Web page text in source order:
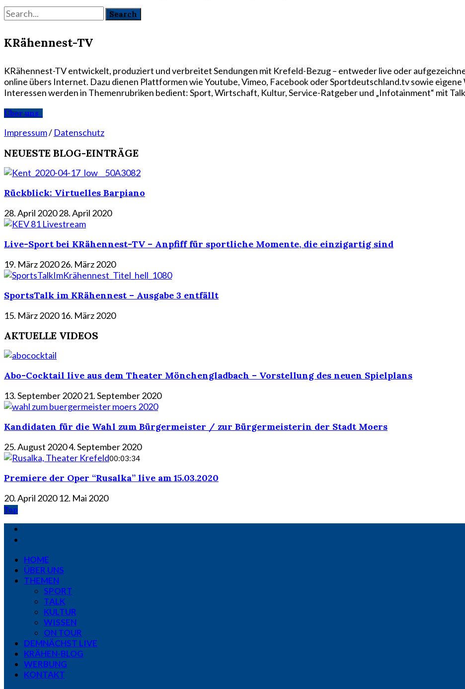
KRähennest-TV
KRähennest-TV entwickelt, produziert und verbreitet Sendungen mit Krefeld-Bezug – entweder live oder
online übers Internet. Dazu dienen Plattformen wie Youtube, Vimeo, Facebook oder Sportdeutschland.tv sowie
Interessen werden in Themenrubriken bedient: Sport, Wirtschaft, Kultur, Service-Ratgeber und „Infotainment“ mit
Über uns
Impressum/ Datenschutz
NEUESTE BLOG-EINTRÄGE
Rückblick: Virtuelles Barpiano
28. April 202028. April 2020
Live-Sport bei KRähennest-TV – Anpfiff für sportliche Momente, die einzigartig sind
19. März 202026. März 2020
SportsTalk im KRähennest – Ausgabe 3 entfällt
15. März 2020 16. März 2020
AKTUELLE VIDEOS
Abo-Cocktail live aus dem Theater Mönchengladbach – Vorstellung des neuen Spielplans
13. September 202021. September 2020
Kandidaten für die Wahl zum Bürgermeister / zur Bürgermeisterin der Stadt Moers
25. August 20204. September 2020
00:03:34
Premiere der Oper “Rusalka” live am 15.03.2020
20. April 2020 12. Mai 2020
Top
HOME
ÜBER UNS
THEMEN
SPORT
TALK
KULTUR
WISSEN
ON TOUR
DEMNÄCHST LIVE
KRÄHEN-BLOG
WERBUNG
KONTAKT